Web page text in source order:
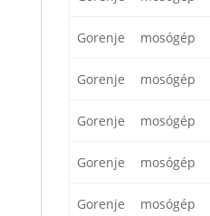
Gorenje mosógép
Gorenje mosógép
Gorenje mosógép
Gorenje mosógép
Gorenje mosógép